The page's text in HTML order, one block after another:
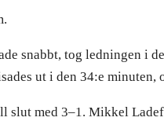
snabbt, tog ledningen i
ut i den 34:e minuten,
slut med 3–1. Mikkel